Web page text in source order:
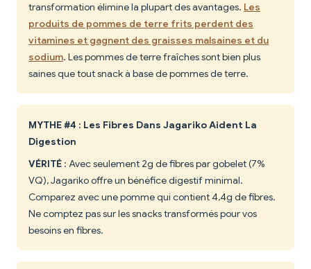
transformation élimine la plupart des avantages. Les
produits de pommes de terre frits perdent des
vitamines et gagnent des graisses malsaines et du
sodium. Les pommes de terre fraîches sont bien plus
saines que tout snack à base de pommes de terre.
MYTHE #4 : Les Fibres Dans Jagariko Aident La
Digestion
VÉRITÉ : Avec seulement 2g de fibres par gobelet (7%
VQ), Jagariko offre un bénéfice digestif minimal.
Comparez avec une pomme qui contient 4,4g de fibres.
Ne comptez pas sur les snacks transformés pour vos
besoins en fibres.